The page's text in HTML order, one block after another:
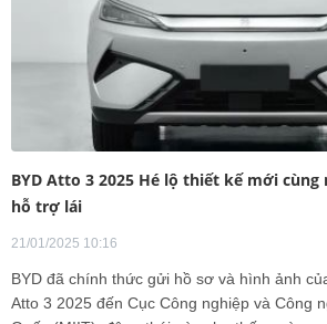
BYD Atto 3 2025 Hé lộ thiết kế mới cùng
hỗ trợ lái
21/01/2025 10:16
BYD đã chính thức gửi hồ sơ và hình ảnh
Atto 3 2025 đến Cục Công nghiệp và Công